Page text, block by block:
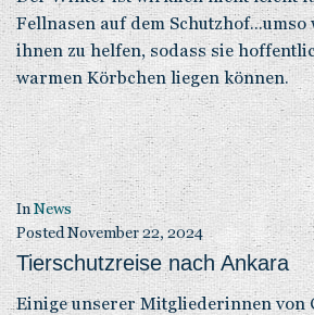
Fellnasen auf dem
ihnen zu helfen, sodass sie
warmen Körbchen liegen können.
InNews
Posted November 22, 2024
Tierschutzreise nach Ankara
Einige unserer Mitgliederinnen von